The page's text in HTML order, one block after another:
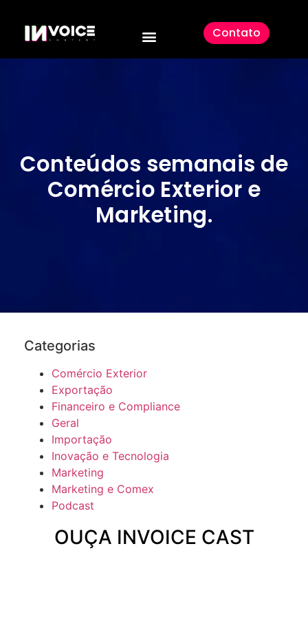
Contato
Conteúdos semanais de
Comércio Exterior e
Marketing.
Categorias
Comércio Exterior
Exportação
Financeiro e Compliance
Geral
Importação
Inovação e Tecnologia
Marketing
Marketing e Comex
Podcast
OUÇA INVOICE CAST